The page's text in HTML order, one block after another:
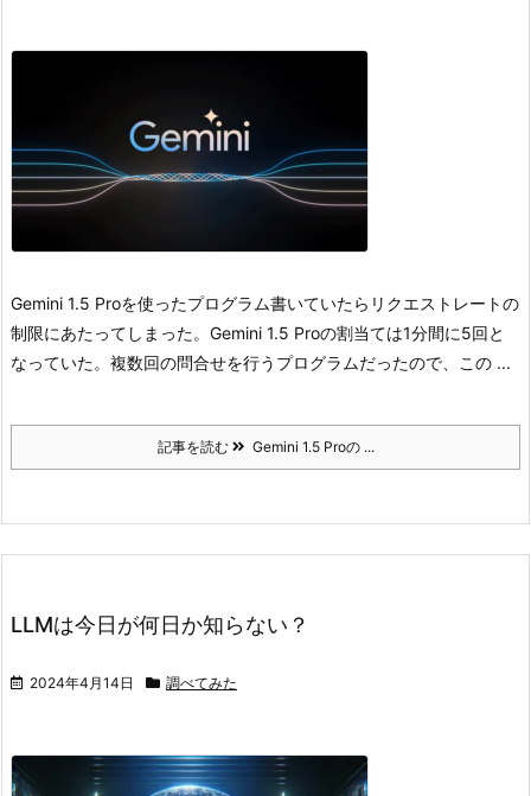
Gemini 1.5 Proを使ったプログラム書いていたらリクエストレートの
制限にあたってしまった。 Gemini 1.5 Proの割当ては1分間に5回と
なっていた。 複数回の問合せを行うプログラムだったので、この ...
記事を読む Gemini 1.5 Proの ...
LLMは今日が何日か知らない？
2024年4月14日 調べてみた